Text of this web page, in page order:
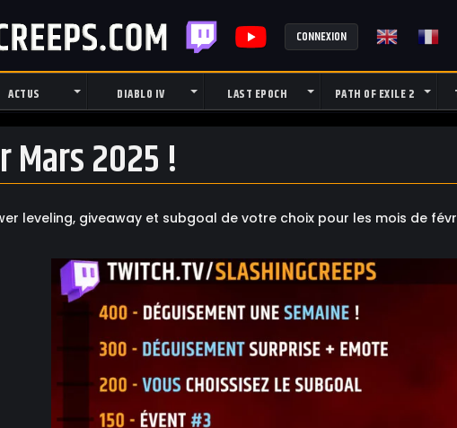
CONNEXION
ACTUS DIABLO IV LAST EPOCH PATH OF EXILE 2
Mars 2025 !
leveling, giveaway et subgoal de votre choix pour les mois de